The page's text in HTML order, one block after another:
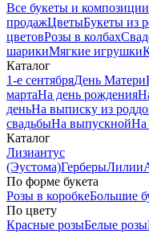
Все букеты и композиции
продажЦветыБукеты из
цветовРозы в колбах
шарикиМягкие игрушки
Каталог
1-е сентябряДень Матери
мартаНа день рождения
деньНа выписку из
свадьбыНа выпускнойНа
Каталог
Лизиантус
(Эустома)ГерберыЛилии
По форме букета
Розы в коробкеБольшие
По цвету
Красные розыБелые розы